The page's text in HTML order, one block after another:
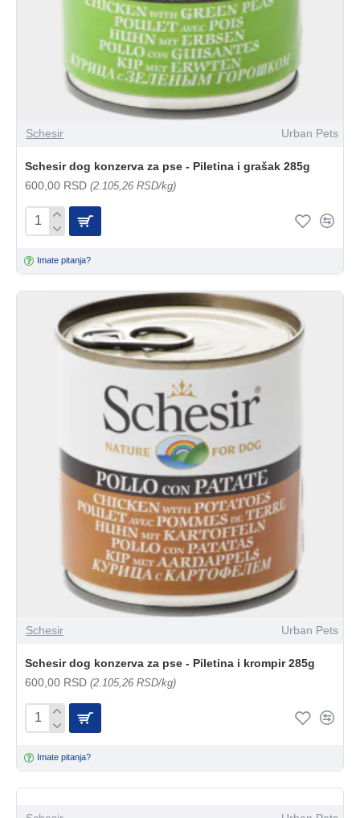
Schesir Urban Pets
Schesir dog konzerva za pse - Piletina i grašak 285g
600,00 RSD (2.105,26 RSD/kg)
Imate pitanja?
Schesir Urban Pets
Schesir dog konzerva za pse - Piletina i krompir 285g
600,00 RSD (2.105,26 RSD/kg)
Imate pitanja?